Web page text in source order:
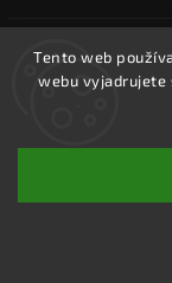
Tento web
webu
FACEBOOK